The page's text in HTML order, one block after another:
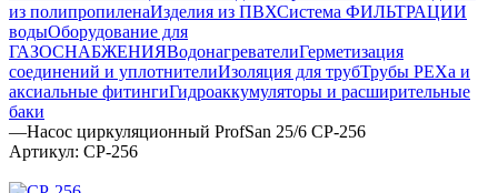
из полипропиленаИзделия из ПВХСистема ФИЛЬТРАЦИИ
водыОборудование для
ГАЗОСНАБЖЕНИЯВодонагревателиГерметизация
соединений и уплотнителиИзоляция для трубТрубы PEXa и
аксиальные фитингиГидроаккумуляторы и расширительные
баки
—Насос циркуляционный ProfSan 25/6 CP-256
Артикул: CP-256